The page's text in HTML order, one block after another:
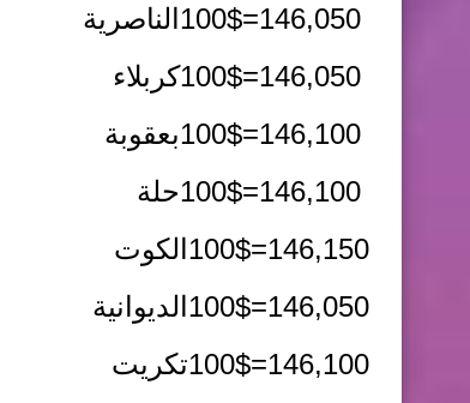
100$=146,050الناصرية
100$=146,050كربلاء
100$=146,100بعقوبة
100$=146,100حلة
100$=146,150الكوت
100$=146,050الديوانية
100$=146,100تكريت